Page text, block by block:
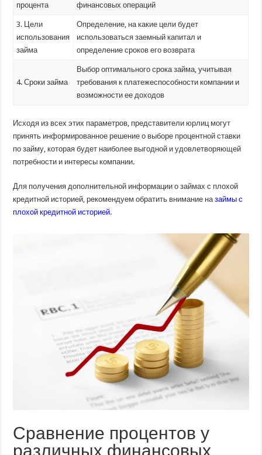
процента
финансовых операций
3. Цели
использования
займа
Определение, на какие цели будет
использоваться заемный капитал и
определение сроков его возврата
4. Сроки займа
Выбор оптимального срока займа, учитывая
требования к платежеспособности компании и
возможности ее доходов
Исходя из всех этих параметров, представители юрлиц могут
принять информированное решение о выборе процентной ставки
по займу, которая будет наиболее выгодной и удовлетворяющей
потребности и интересы компании.
Для получения дополнительной информации о займах с плохой
кредитной историей, рекомендуем обратить внимание назаймы с
плохой кредитной историей.
Сравнение процентов у
различных финансовых